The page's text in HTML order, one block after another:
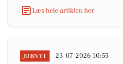
Læs hele artiklen her
JOBNYT 23-07-2026 10:55